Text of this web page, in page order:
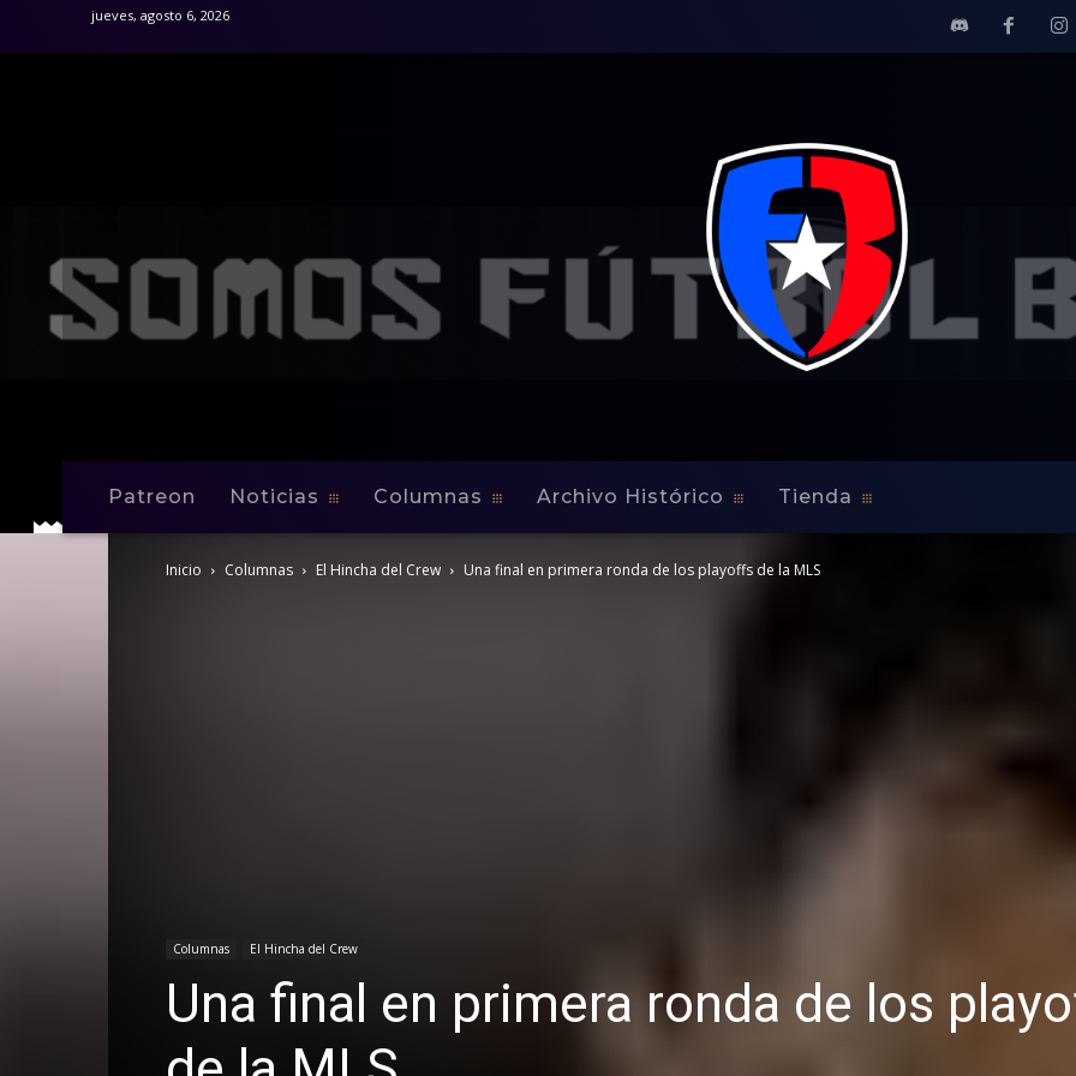
jueves, agosto 6, 2026
Patreon Noticias Columnas Archivo Histórico Tienda
Inicio Columnas El Hincha del Crew Una final en primera ronda de los playoffs de la MLS
Columnas El Hincha del Crew
Una final en primera ronda de los